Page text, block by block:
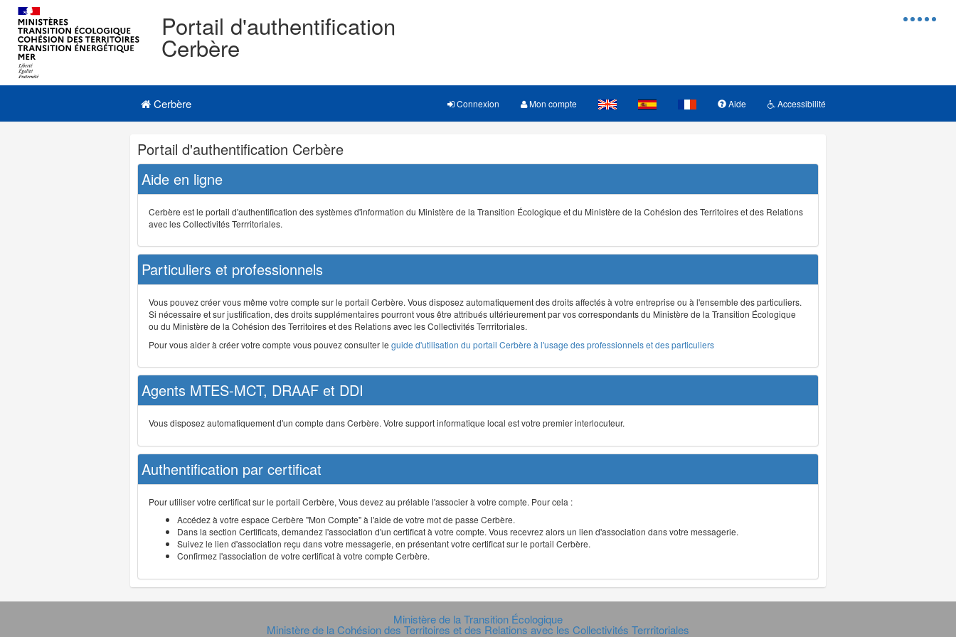
Menu
Portail d'authentification
Cerbère
Navigation
Menu principal
Cerbère Connexion Mon compte Aide Accessibilité
Navigation
et
outils
annexes
Portail d'authentification Cerbère
Aide en ligne
Cerbère est le portail d'authentification des systèmes d'information du Ministère de la Transition Écologique et du Ministère de la Cohésion des Territoires et des Relations
avec les Collectivités Terrritoriales.
Particuliers et professionnels
Vous pouvez créer vous même votre compte sur le portail Cerbère. Vous disposez automatiquement des droits affectés à votre entreprise ou à l'ensemble des particuliers.
Si nécessaire et sur justification, des droits supplémentaires pourront vous être attribués ultérieurement par vos correspondants du Ministère de la Transition Écologique
ou du Ministère de la Cohésion des Territoires et des Relations avec les Collectivités Terrritoriales.
Pour vous aider à créer votre compte vous pouvez consulter le guide d'utilisation du portail Cerbère à l'usage des professionnels et des particuliers
Agents MTES-MCT, DRAAF et DDI
Vous disposez automatiquement d'un compte dans Cerbère. Votre support informatique local est votre premier interlocuteur.
Authentification par certificat
Pour utiliser votre certificat sur le portail Cerbère, Vous devez au prélable l'associer à votre compte. Pour cela :
Accédez à votre espace Cerbère "Mon Compte" à l'aide de votre mot de passe Cerbère.
Dans la section Certificats, demandez l'association d'un certificat à votre compte. Vous recevrez alors un lien d'association dans votre messagerie.
Suivez le lien d'association reçu dans votre messagerie, en présentant votre certificat sur le portail Cerbère.
Confirmez l'association de votre certificat à votre compte Cerbère.
Ministère de la Transition Écologique
Ministère de la Cohésion des Territoires et des Relations avec les Collectivités Terrritoriales